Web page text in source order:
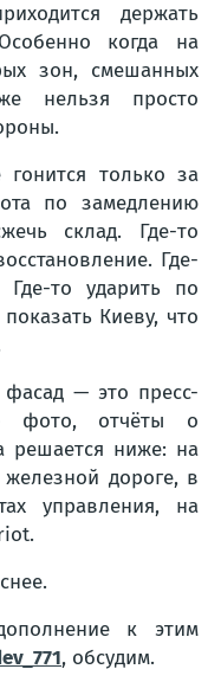
держать
когда на
зон, смешанных
нельзя просто
гонится только за
по замедлению
склад. Где-то
Где-
Где-то ударить по
Киеву, что
— это пресс-
фото, отчёты о
решается ниже: на
дороге, в
управления, на
к этим
, обсудим.